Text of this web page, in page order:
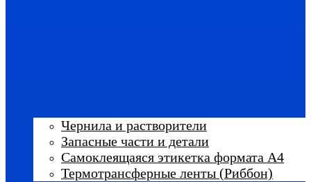
Чернила и растворители
Запасные части и детали
Самоклеящаяся этикетка формата А4
Термотрансферные ленты (Риббон)